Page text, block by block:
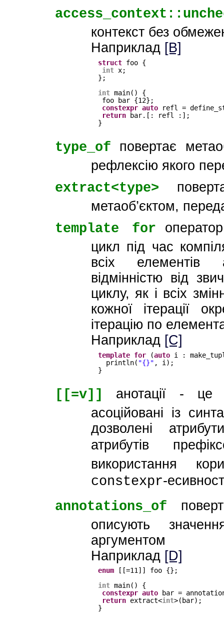
контекст без
Наприклад [B]
struct foo {
int x;
};
int main() {
foo bar {12};
constexpr auto
refl =
return
bar.[: refl :];
}
type_of повертає
рефлексію якого
extract<type>
метаоб’єктом,
template for
цикл під час
всіх елементів
відмінністю від
циклу, як і всіх
кожної ітерації
ітерацію по
Наприклад [C]
template for (auto i :
println( "{}" , i);
}
[[=v]]
анотації - це
асоційовані із
дозволені
атрибутів
використання
constexpr-
annotations_of
описують
аргументом
Наприклад [D]
enum
[[=11]] foo {};
int main() {
constexpr auto
bar =
return extract<int>(bar);
}